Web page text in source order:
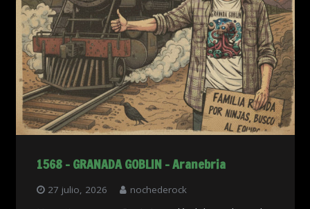
1568 – GRANADA GOBLIN – Aranebria
27 julio, 2026 nochederock